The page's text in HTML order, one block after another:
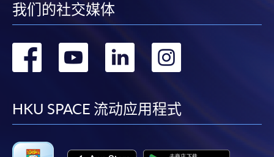
我们的社交媒体
转
facebook
转
youtube
转
linkedin
转
HKU SPACE 流动应用程式